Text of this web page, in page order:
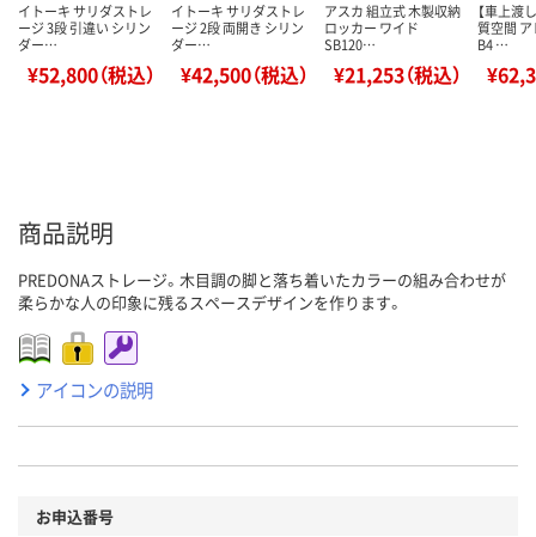
イトーキ サリダストレ
ージ 3段 引違い シリン
ダー…
¥52,800（税込）
イトーキ サリダストレ
ージ 2段 両開き シリン
ダー…
¥42,500（税込）
アスカ 組立式 木製収納
ロッカー ワイド
SB120…
¥21,253（税込）
【車上渡
質空間
B4 …
商品説明
PREDONAストレージ。木目調の脚と落ち着いたカラーの組み合わせが
柔らかな人の印象に残るスペースデザインを作ります。
アイコンの説明
お申込番号